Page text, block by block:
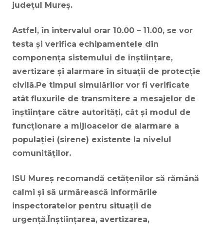
județul Mureș.
Astfel, în intervalul orar 10.00 – 11.00, se vor
testa și verifica echipamentele din
componența sistemului de înștiințare,
avertizare și alarmare în situații de protecție
civilă.Pe timpul simulărilor vor fi verificate
atât fluxurile de transmitere a mesajelor de
înștiințare către autorități, cât și modul de
funcționare a mijloacelor de alarmare a
populației (sirene) existente la nivelul
comunităților.
ISU Mureș recomandă cetățenilor să rămână
calmi și să urmărească informările
inspectoratelor pentru situații de
urgență. Înştiinţarea, avertizarea,